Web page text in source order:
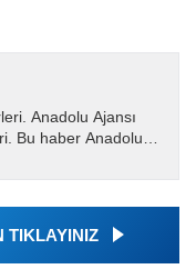
Anadolu Ajansı
Bu haber Anadolu
TIKLAYINIZ